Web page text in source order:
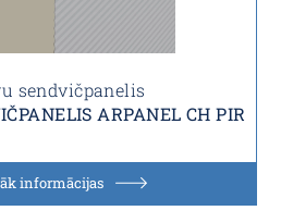
sendvičpanelis
ARPANEL CH PIR
informācijas